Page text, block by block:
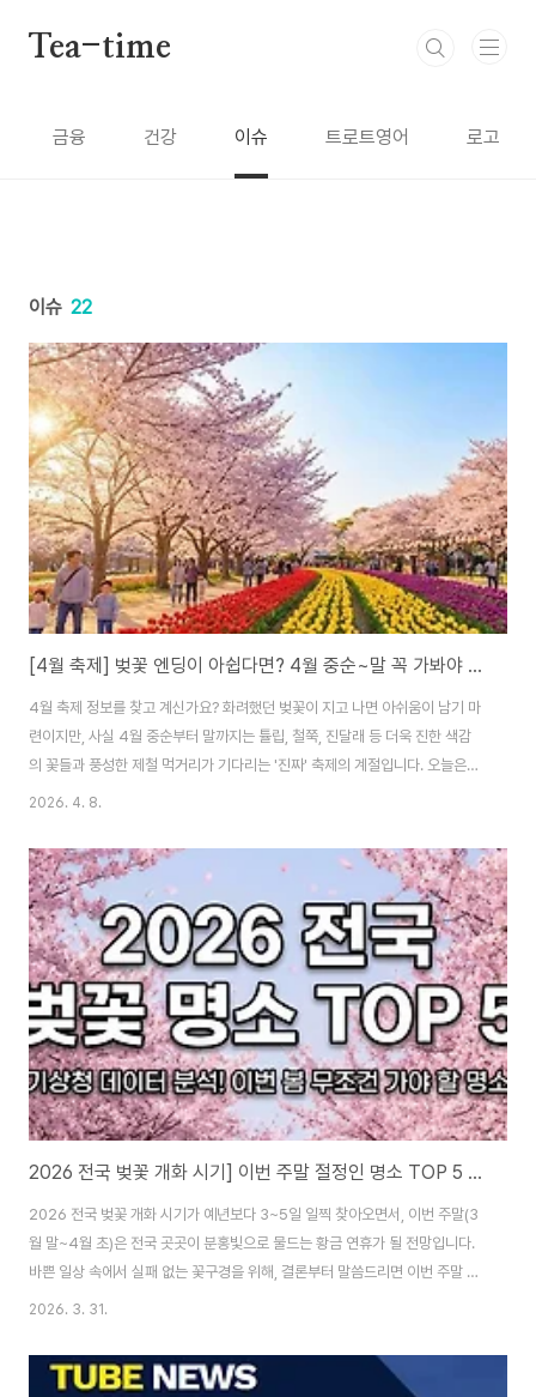
Tea-time
금융 건강 이슈 트로트영어 로고
이슈 22
[4월 축제] 벚꽃 엔딩이 아쉽다면? 4월 중순~말 꼭 가봐야 할 전국 축제 BEST 7
4월 축제 정보를 찾고 계신가요? 화려했던 벚꽃이 지고 나면 아쉬움이 남기 마
련이지만, 사실 4월 중순부터 말까지는 튤립, 철쭉, 진달래 등 더욱 진한 색감
의 꽃들과 풍성한 제철 먹거리가 기다리는 '진짜' 축제의 계절입니다. 오늘은
2026년 4월, 가족 나들이나 데이트 코스로 완벽한 전국 주요 축제 리스트와
을 완벽하게 세워보세요!1. 인생샷 보장! 화려한 꽃 물결 속으로 (태안, 군포, 합
천, 강화) 벚꽃보다 오래가고 색감은 더 강렬한 꽃 구경을 원하신다면 이 네 곳
을 추천합니다.태안 세계튤립꽃박람회 (4/1~5/6 예정): 세계 5대 튤립 축제로
꼽히는 이곳은 안면도 바다를 배경으로 수백만 송이의 튤립이 카펫처럼 펼쳐집
니..
2026. 4. 8.
2026 전국 벚꽃 개화 시기] 이번 주말 절정인 명소 TOP 5 총정리
2026 전국 벚꽃 개화 시기가 예년보다 3~5일 일찍 찾아오면서, 이번 주말(3
월 말~4월 초)은 전국 곳곳이 분홍빛으로 물드는 황금 연휴가 될 전망입니다.
바쁜 일상 속에서 실패 없는 꽃구경을 위해, 결론부터 말씀드리면 이번 주말 벚
꽃의 정점을 찍을 곳은 진해, 경주, 그리고 서울 여의도입니다. 오늘 포스팅에서
리고 쾌적한 나들이를 위한 실전 꿀팁을 완벽하게 정리해 드립니다. 1. 2026
년 지역별 벚꽃 개화 및 만개 예상 일정 기상 데이터에 따르면 2026년은 따뜻
2026. 3. 31.